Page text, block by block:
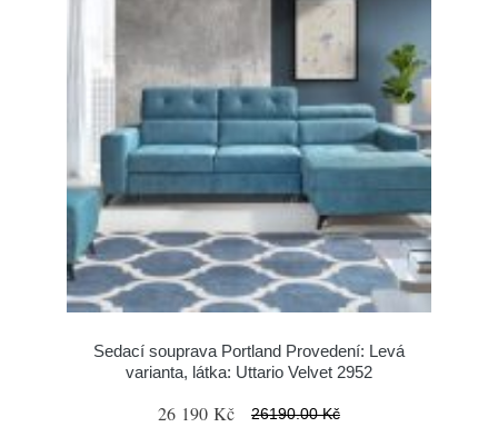
Sedací souprava Portland Provedení: Levá
varianta, látka: Uttario Velvet 2952
26 190 Kč 26190.00 Kč